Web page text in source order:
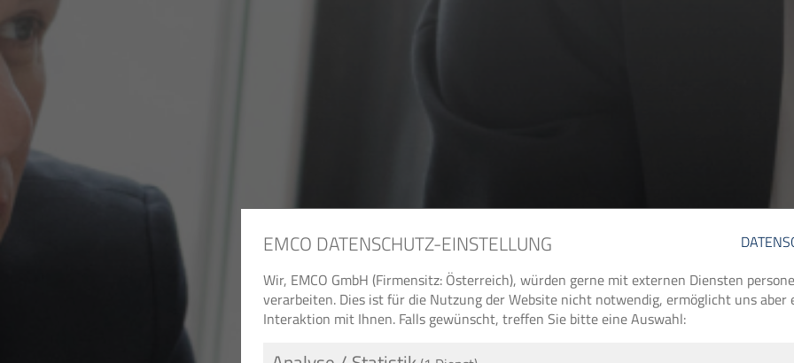
EMCO DATENSCHUTZ-EINSTELLUNG
Wir, EMCO GmbH (Firmensitz: Österreich), würden gerne mit externen Diensten
verarbeiten. Dies ist für die Nutzung der Website nicht notwendig, ermöglicht uns aber
Interaktion mit Ihnen. Falls gewünscht, treffen Sie bitte eine Auswahl: